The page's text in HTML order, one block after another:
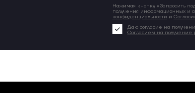
Нажимая кнопку «Запросить
получения информационных и
конфиденциальности и
Даю согласие на
Согласием на получение